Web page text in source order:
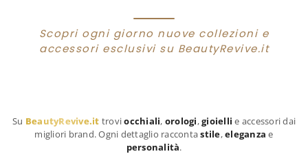
Scopri ogni giorno nuove collezioni e
accessori esclusivi su BeautyRevive.it
Su BeautyRevive.it troviocchiali, orologi,gioielli e accessori dai
migliori brand. Ogni dettaglio raccontastile,eleganza e
personalità.